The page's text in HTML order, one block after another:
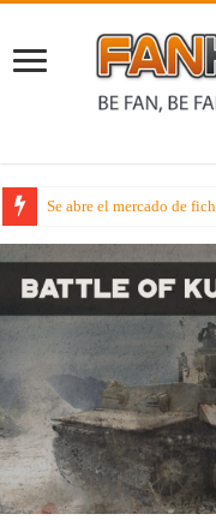
Se abre el mercado de